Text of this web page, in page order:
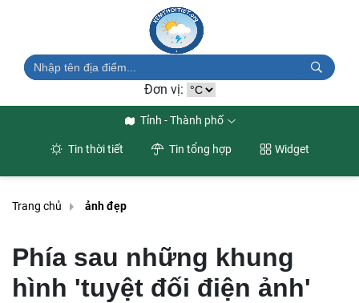
Đơn vị:
Tỉnh - Thành phố
Tin thời tiết Tin tổng hợp Widget
Trang chủ ảnh đẹp
Phía sau những khung
hình 'tuyệt đối điện ảnh'